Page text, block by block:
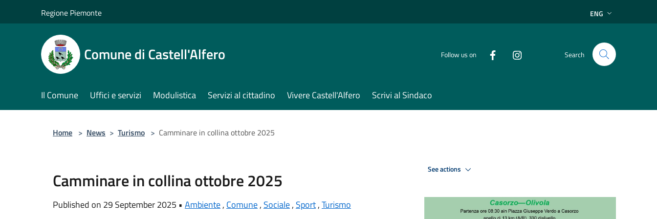
Regione Piemonte ENG
Comune di Castell'Alfero Follow us on Search
Il Comune Uffici e servizi Modulistica Servizi al cittadino Vivere Castell'Alfero Scrivi al Sindaco
Home > News > Turismo > Camminare in collina ottobre 2025
Camminare in collina ottobre 2025
Published on 29 September 2025 • Ambiente, Comune, Sociale, Sport,Turismo
See actions